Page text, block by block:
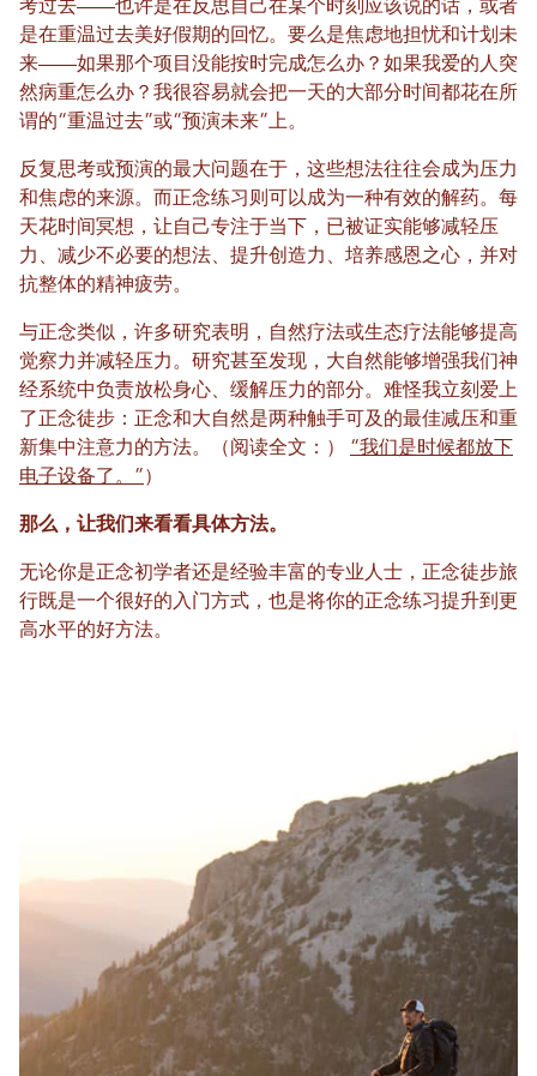
考过去——也许是在反思自己在某个时刻应该说的话，或者
是在重温过去美好假期的回忆。要么是焦虑地担忧和计划未
来——如果那个项目没能按时完成怎么办？如果我爱的人突
然病重怎么办？我很容易就会把一天的大部分时间都花在所
谓的“重温过去”或“预演未来”上。
反复思考或预演的最大问题在于，这些想法往往会成为压力
和焦虑的来源。而正念练习则可以成为一种有效的解药。每
天花时间冥想，让自己专注于当下，已被证实能够减轻压
力、减少不必要的想法、提升创造力、培养感恩之心，并对
抗整体的精神疲劳。
与正念类似，许多研究表明，自然疗法或生态疗法能够提高
觉察力并减轻压力。研究甚至发现，大自然能够增强我们神
经系统中负责放松身心、缓解压力的部分。难怪我立刻爱上
了正念徒步：正念和大自然是两种触手可及的最佳减压和重
新集中注意力的方法。（阅读全文：） “我们是时候都放下
电子设备了。” ）
那么，让我们来看看具体方法。
无论你是正念初学者还是经验丰富的专业人士，正念徒步旅
行既是一个很好的入门方式，也是将你的正念练习提升到更
高水平的好方法。